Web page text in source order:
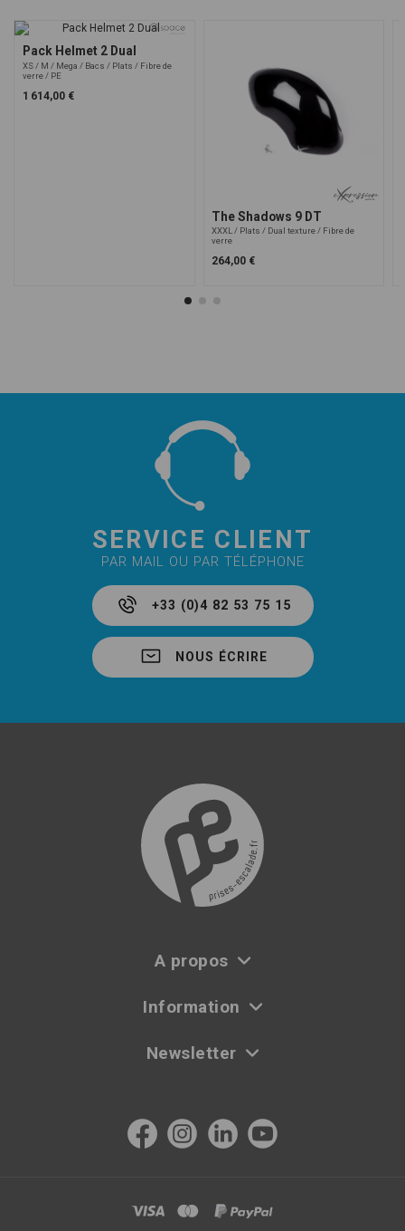
Pack Helmet 2 Dual
XS M Mega Bacs Plats
Fibre de
verre
PE
1 614,00 €
The Shadows 9 DT
XXXL Plats Dual texture
Fibre de
verre
264,00 €
SERVICE CLIENT
PAR MAIL OU PAR TÉLÉPHONE
+33 (0)4 82 53 75 15
NOUS ÉCRIRE
A propos
Information
Newsletter